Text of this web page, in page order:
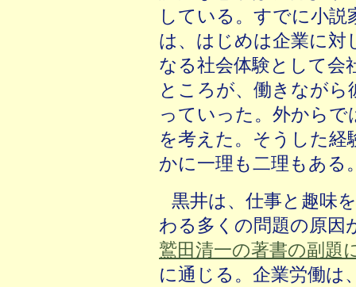
している。すでに小
は、はじめは企業に対
なる社会体験として会
ところが、働きなが
っていった。外からで
を考えた。そうした経
かに一理も二理もある
黒井は、仕事と趣味
わる多くの問題の原因
鷲田清一の著書の副題
に通じる。企業労働は